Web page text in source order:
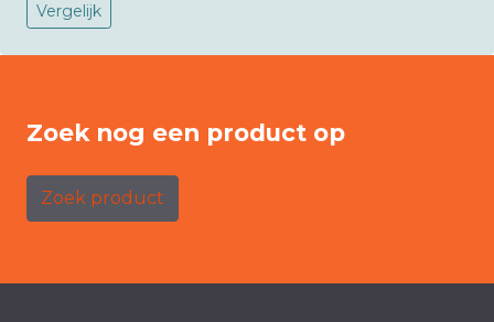
Vergelijk
Zoek nog een product op
Zoek product